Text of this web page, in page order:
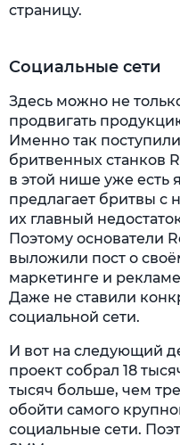
страницу.
Социальные сети
Здесь можно не
продвигать
Именно так
бритвенных станков
в этой нише уже есть
предлагает бритвы с
их главный
Поэтому основатели
выложили пост о
маркетинге и
Даже не ставили
социальной сети.
И вот на следующий
проект собрал 18
тысяч больше, чем
обойти самого
социальные сети.